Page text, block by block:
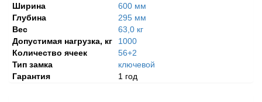
Ширина
600 мм
Глубина
295 мм
Вес
63,0 кг
Допустимая нагрузка, кг
1000
Количество ячеек
56+2
Тип замка
ключевой
Гарантия
1 год